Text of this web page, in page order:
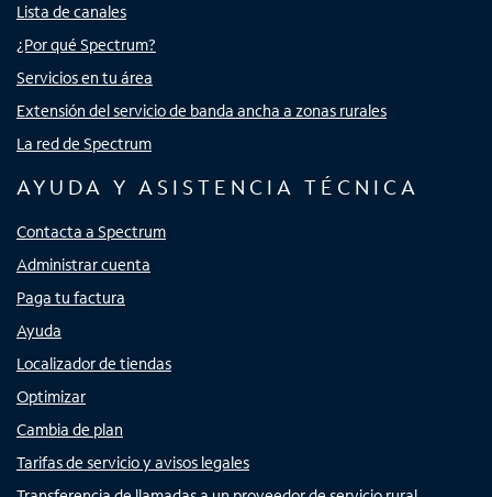
Lista de canales
¿Por qué Spectrum?
Servicios en tu área
Extensión del servicio de banda ancha a zonas rurales
La red de Spectrum
AYUDA Y ASISTENCIA TÉCNICA
Contacta a Spectrum
Administrar cuenta
Paga tu factura
Ayuda
Localizador de tiendas
Optimizar
Cambia de plan
Tarifas de servicio y avisos legales